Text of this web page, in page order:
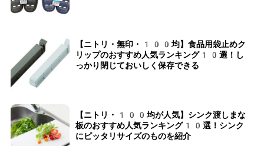
【ニトリ・無印・100均】食品用袋止めク
リップのおすすめ人気ランキング10選！し
っかり閉じておいしく保存できる
【ニトリ・100均が人気】シンク渡しまな
板のおすすめ人気ランキング10選！シンク
にピッタリサイズのものを紹介